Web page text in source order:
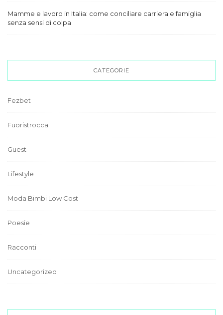
Mamme e lavoro in Italia: come conciliare carriera e famiglia
senza sensi di colpa
CATEGORIE
Fezbet
Fuoristrocca
Guest
Lifestyle
Moda Bimbi Low Cost
Poesie
Racconti
Uncategorized